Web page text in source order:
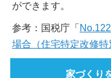
ができます。
参考：国税庁「
場合（住宅特定改修特
家づくり